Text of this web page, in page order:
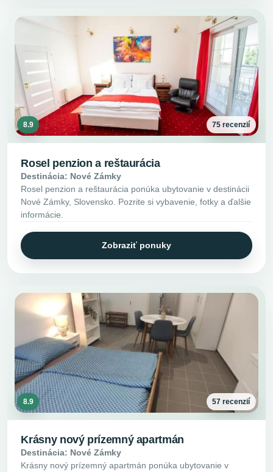
8.9 75 recenzií
Rosel penzion a reštaurácia
Destinácia: Nové Zámky
Rosel penzion a reštaurácia ponúka ubytovanie v destinácii
Nové Zámky, Slovensko. Pozrite si vybavenie, fotky a ďalšie
informácie.
Zobraziť ponuky
8.9 57 recenzií
Krásny nový prízemný apartmán
Destinácia: Nové Zámky
Krásny nový prízemný apartmán ponúka ubytovanie v